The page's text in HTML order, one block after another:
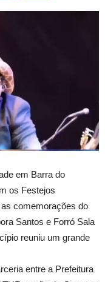
em Barra do
os Festejos
comemorações do
Santos e Forró Sala
reuniu um grande
entre a Prefeitura